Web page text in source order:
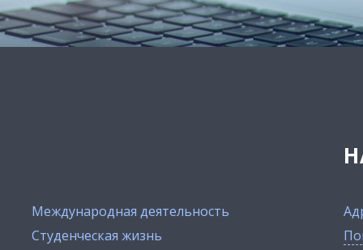
Международная деятельность
Студенческая жизнь